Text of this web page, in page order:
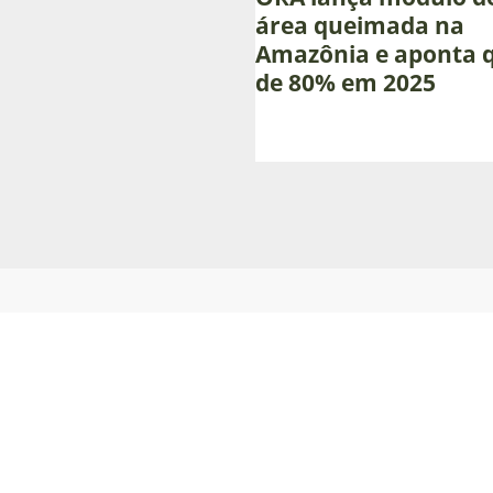
área
queimada
na
Amazônia
área queimada na
Amazônia e aponta
de 80% em 2025